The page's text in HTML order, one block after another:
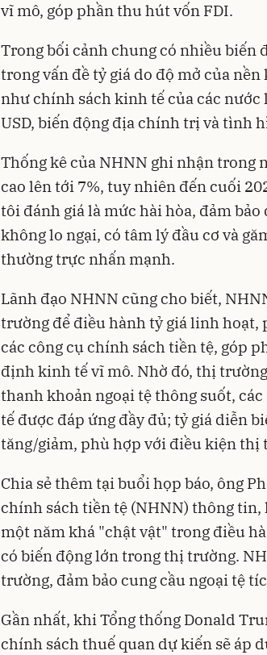
vĩ mô, góp phần thu hút vốn FDI.
Trong bối cảnh chung có nhiều biến
trong vấn đề tỷ giá do độ mở của
như chính sách kinh tế của các
USD, biến động địa chính trị và tình
Thống kê của NHNN ghi nhận trong
cao lên tới 7%, tuy nhiên đến cuối
tôi đánh giá là mức hài hòa, đảm
không lo ngại, có tâm lý đầu cơ và
thường trực nhấn mạnh.
Lãnh đạo NHNN cũng cho biết,
trường để điều hành tỷ giá linh hoạt,
các công cụ chính sách tiền tệ, góp
định kinh tế vĩ mô. Nhờ đó, thị
thanh khoản ngoại tệ thông suốt,
tế được đáp ứng đầy đủ; tỷ giá diễn
tăng/giảm, phù hợp với điều kiện thị
Chia sẻ thêm tại buổi họp báo, ông
chính sách tiền tệ (NHNN) thông tin,
một năm khá "chật vật" trong điều
có biến động lớn trong thị trường.
trường, đảm bảo cung cầu ngoại tệ
Gần nhất, khi Tổng thống Donald
chính sách thuế quan dự kiến sẽ áp